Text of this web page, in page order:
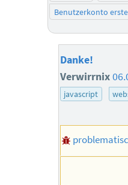
Benutzerkonto
Danke!
Verwirrnix
javascript